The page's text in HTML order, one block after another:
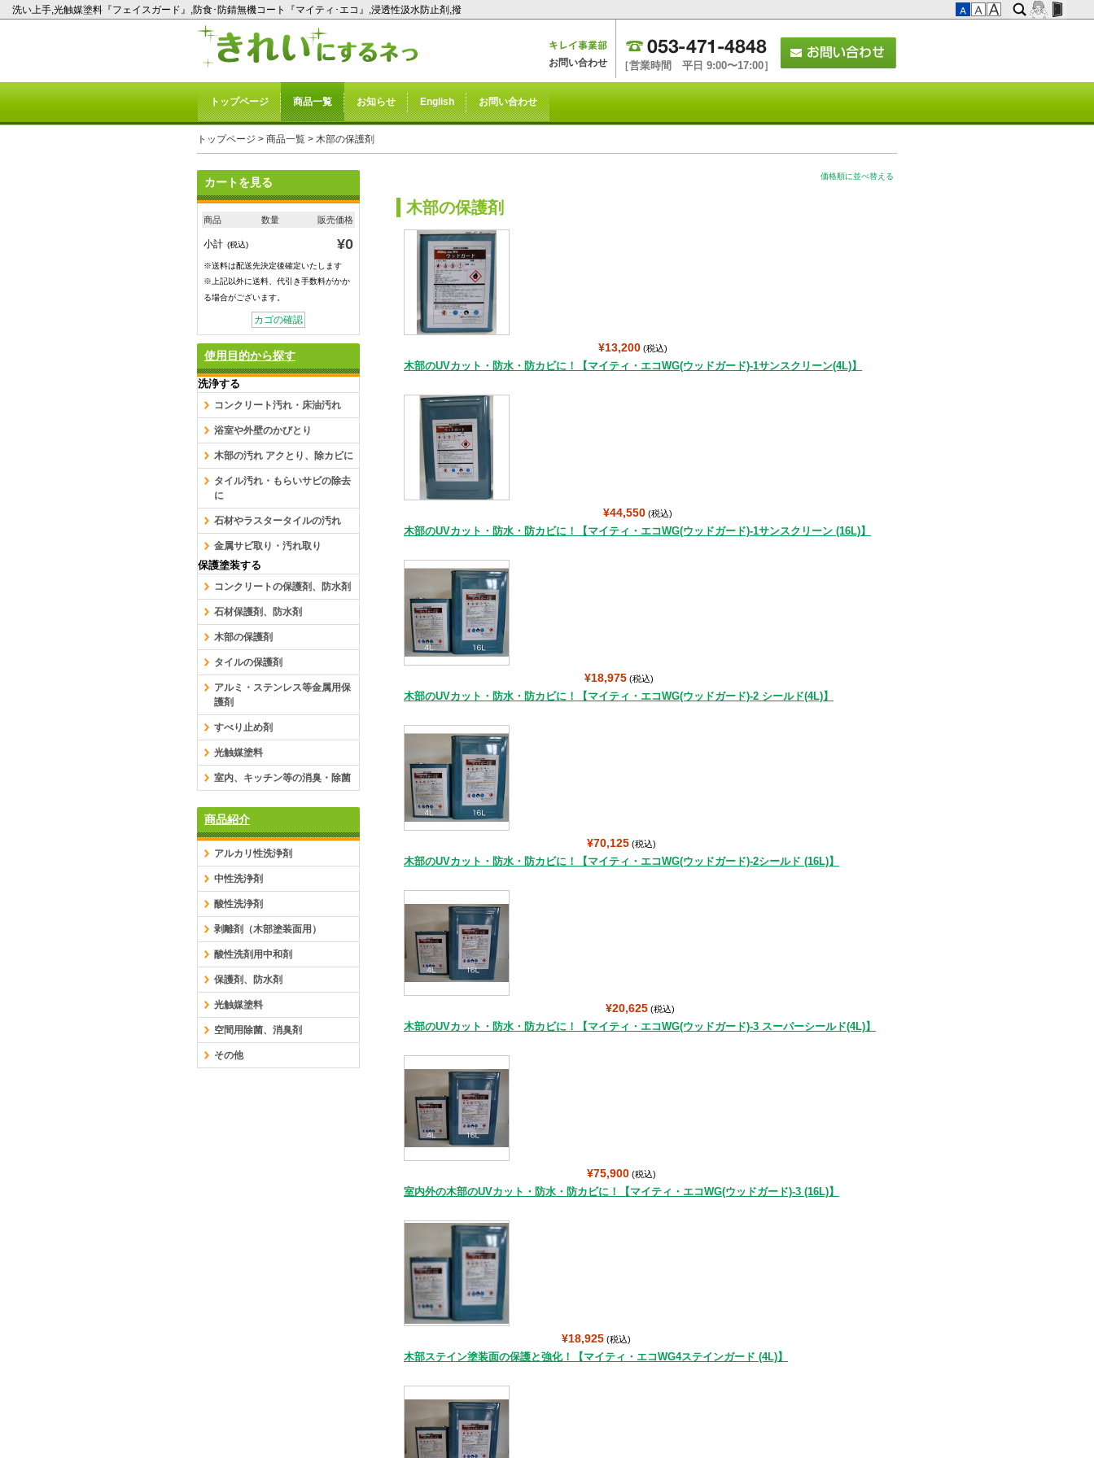
洗い上手,光触媒塗料『フェイスガード』,防食･防錆無機コート『マイティ･エコ』,浸透性汲水防止剤,撥
お問い合わせ ［営業時間 平日 9:00〜17:00］
トップページ 商品一覧 お知らせ English お問い合わせ
トップページ > 商品一覧 > 木部の保護剤
価格順に並べ替える
木部の保護剤
¥13,200 (税込)
木部のUVカット・防水・防カビに！【マイティ・エコWG(ウッドガード)-1サンスクリーン(4L)】
¥44,550(税込)
木部のUVカット・防水・防カビに！【マイティ・エコWG(ウッドガード)-1サンスクリーン (16L)】
¥18,975(税込)
木部のUVカット・防水・防カビに！【マイティ・エコWG(ウッドガード)-2 シールド(4L)】
¥70,125 (税込)
木部のUVカット・防水・防カビに！【マイティ・エコWG(ウッドガード)-2シールド (16L)】
¥20,625(税込)
木部のUVカット・防水・防カビに！【マイティ・エコWG(ウッドガード)-3 スーパーシールド(4L)】
¥75,900 (税込)
室内外の木部のUVカット・防水・防カビに！【マイティ・エコWG(ウッドガード)-3 (16L)】
¥18,925(税込)
木部ステイン塗装面の保護と強化！【マイティ・エコWG4ステインガード (4L)】
カートを見る
商品 数量 販売価格
小計 (税込) ¥0
※送料は配送先決定後確定いたします
※上記以外に送料、代引き手数料がかか
る場合がございます。
カゴの確認
使用目的から探す
洗浄する
コンクリート汚れ・床油汚れ
浴室や外壁のかびとり
木部の汚れ アクとり、除カビに
タイル汚れ・もらいサビの除去
に
石材やラスタータイルの汚れ
金属サビ取り・汚れ取り
保護塗装する
コンクリートの保護剤、防水剤
石材保護剤、防水剤
木部の保護剤
タイルの保護剤
アルミ・ステンレス等金属用保
護剤
すべり止め剤
光触媒塗料
室内、キッチン等の消臭・除菌
商品紹介
アルカリ性洗浄剤
中性洗浄剤
酸性洗浄剤
剥離剤（木部塗装面用）
酸性洗剤用中和剤
保護剤、防水剤
光触媒塗料
空間用除菌、消臭剤
その他